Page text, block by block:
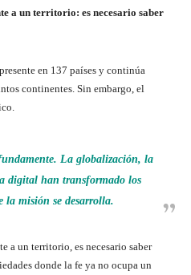
a un territorio: es necesario saber
en 137 países y continúa
continentes. Sin embargo, el
La globalización, la
digital han transformado los
la misión se desarrolla.
a un territorio, es necesario saber
donde la fe ya no ocupa un